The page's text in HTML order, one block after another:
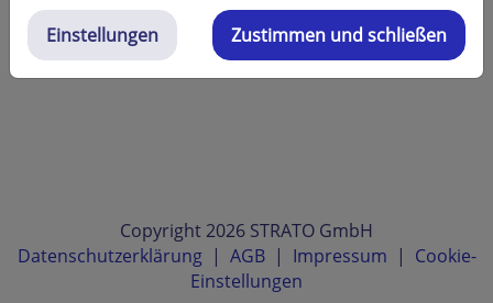
Copyright 2026 STRATO GmbH
Datenschutzerklärung | AGB | Impressum | Cookie-
Einstellungen
Einstellungen Zustimmen und schließen